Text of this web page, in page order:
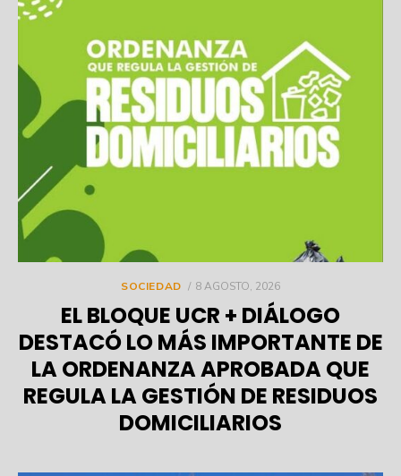
SOCIEDAD
POSTED
8 AGOSTO, 2026
EL BLOQUE UCR + DIÁLOGO
DESTACÓ LO MÁS IMPORTANTE DE
LA ORDENANZA APROBADA QUE
REGULA LA GESTIÓN DE RESIDUOS
DOMICILIARIOS